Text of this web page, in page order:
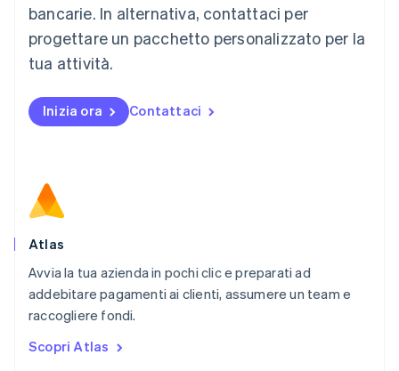
bancarie. In alternativa, contattaci per
progettare un pacchetto personalizzato per la
tua attività.
Inizia ora Contattaci
Atlas
Avvia la tua azienda in pochi clic e preparati ad
addebitare pagamenti ai clienti, assumere un team e
raccogliere fondi.
Scopri Atlas
Malta
Messico
EspañolEnglish
English
Nuova Zelanda
English
Portogallo
Português
English简体中文
Regno Unito
English
English